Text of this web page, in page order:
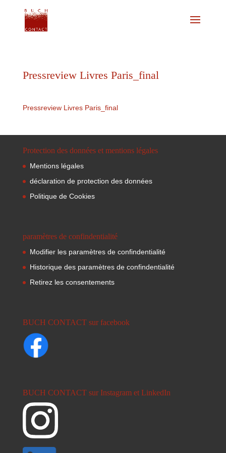
Pressreview Livres Paris_final
Pressreview Livres Paris_final
Protection des données et mentions légales
Mentions légales
déclaration de protection des données
Politique de Cookies
paramètres de confindentialité
Modifier les paramètres de confindentialité
Historique des paramètres de confindentialité
Retirez les consentements
BUCH CONTACT sur facebook
BUCH CONTACT sur Instagram et LinkedIn